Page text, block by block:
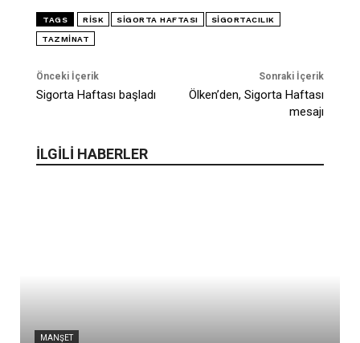
TAGS RISK SIGORTA HAFTASI SIGORTACILIK
TAZMINAT
Önceki İçerik
Sigorta Haftası başladı
Sonraki İçerik
Ölken’den, Sigorta Haftası
mesajı
İLGİLİ HABERLER
MANŞET